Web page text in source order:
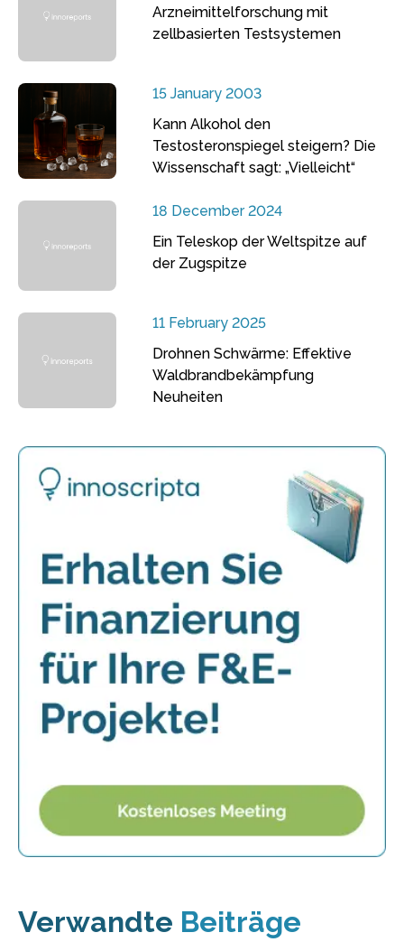
Arzneimittelforschung mit
zellbasierten Testsystemen
15 January 2003
Kann Alkohol den
Testosteronspiegel steigern? Die
Wissenschaft sagt: „Vielleicht“
18 December 2024
Ein Teleskop der Weltspitze auf
der Zugspitze
11 February 2025
Drohnen Schwärme: Effektive
Waldbrandbekämpfung
Neuheiten
Verwandte Beiträge